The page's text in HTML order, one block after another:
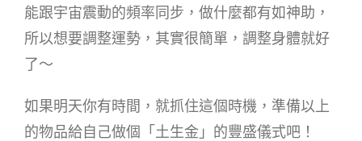
能跟宇宙震動的頻率同步，做什麼都有如神助，
所以想要調整運勢，其實很簡單，調整身體就好
了～
如果明天你有時間，就抓住這個時機，準備以上
的物品給自己做個「土生金」的豐盛儀式吧！